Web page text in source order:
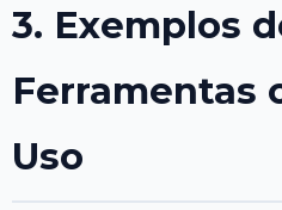
3. Exemplos
Ferramentas
Uso